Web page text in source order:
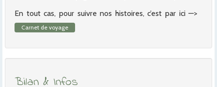
En tout cas, pour suivre nos histoires, c’est par ici —>
Carnet de voyage
Bilan & Infos